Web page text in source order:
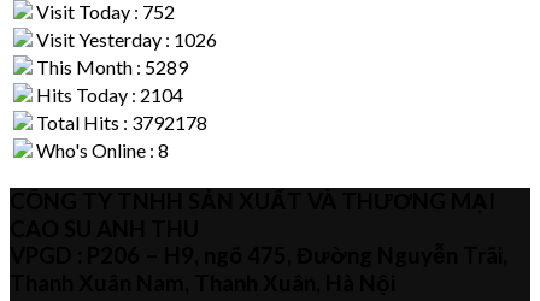
Visit Today : 752
Visit Yesterday : 1026
This Month : 5289
Hits Today : 2104
Total Hits : 3792178
Who's Online : 8